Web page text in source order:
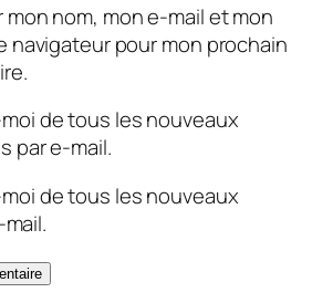
mon nom, mon e-mail et mon
navigateur pour mon prochain
de tous les nouveaux
par e-mail.
de tous les nouveaux